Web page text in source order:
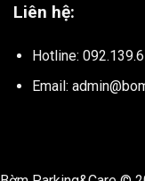
Liên hệ:
Hotline:
Email: